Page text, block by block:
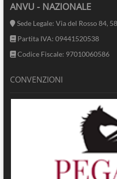
ANVU - NAZIONALE
Sede Legale: Via del Rosso 84,
Partita IVA: 09441520538
Codice Fiscale: 97010060586
CONVENZIONI